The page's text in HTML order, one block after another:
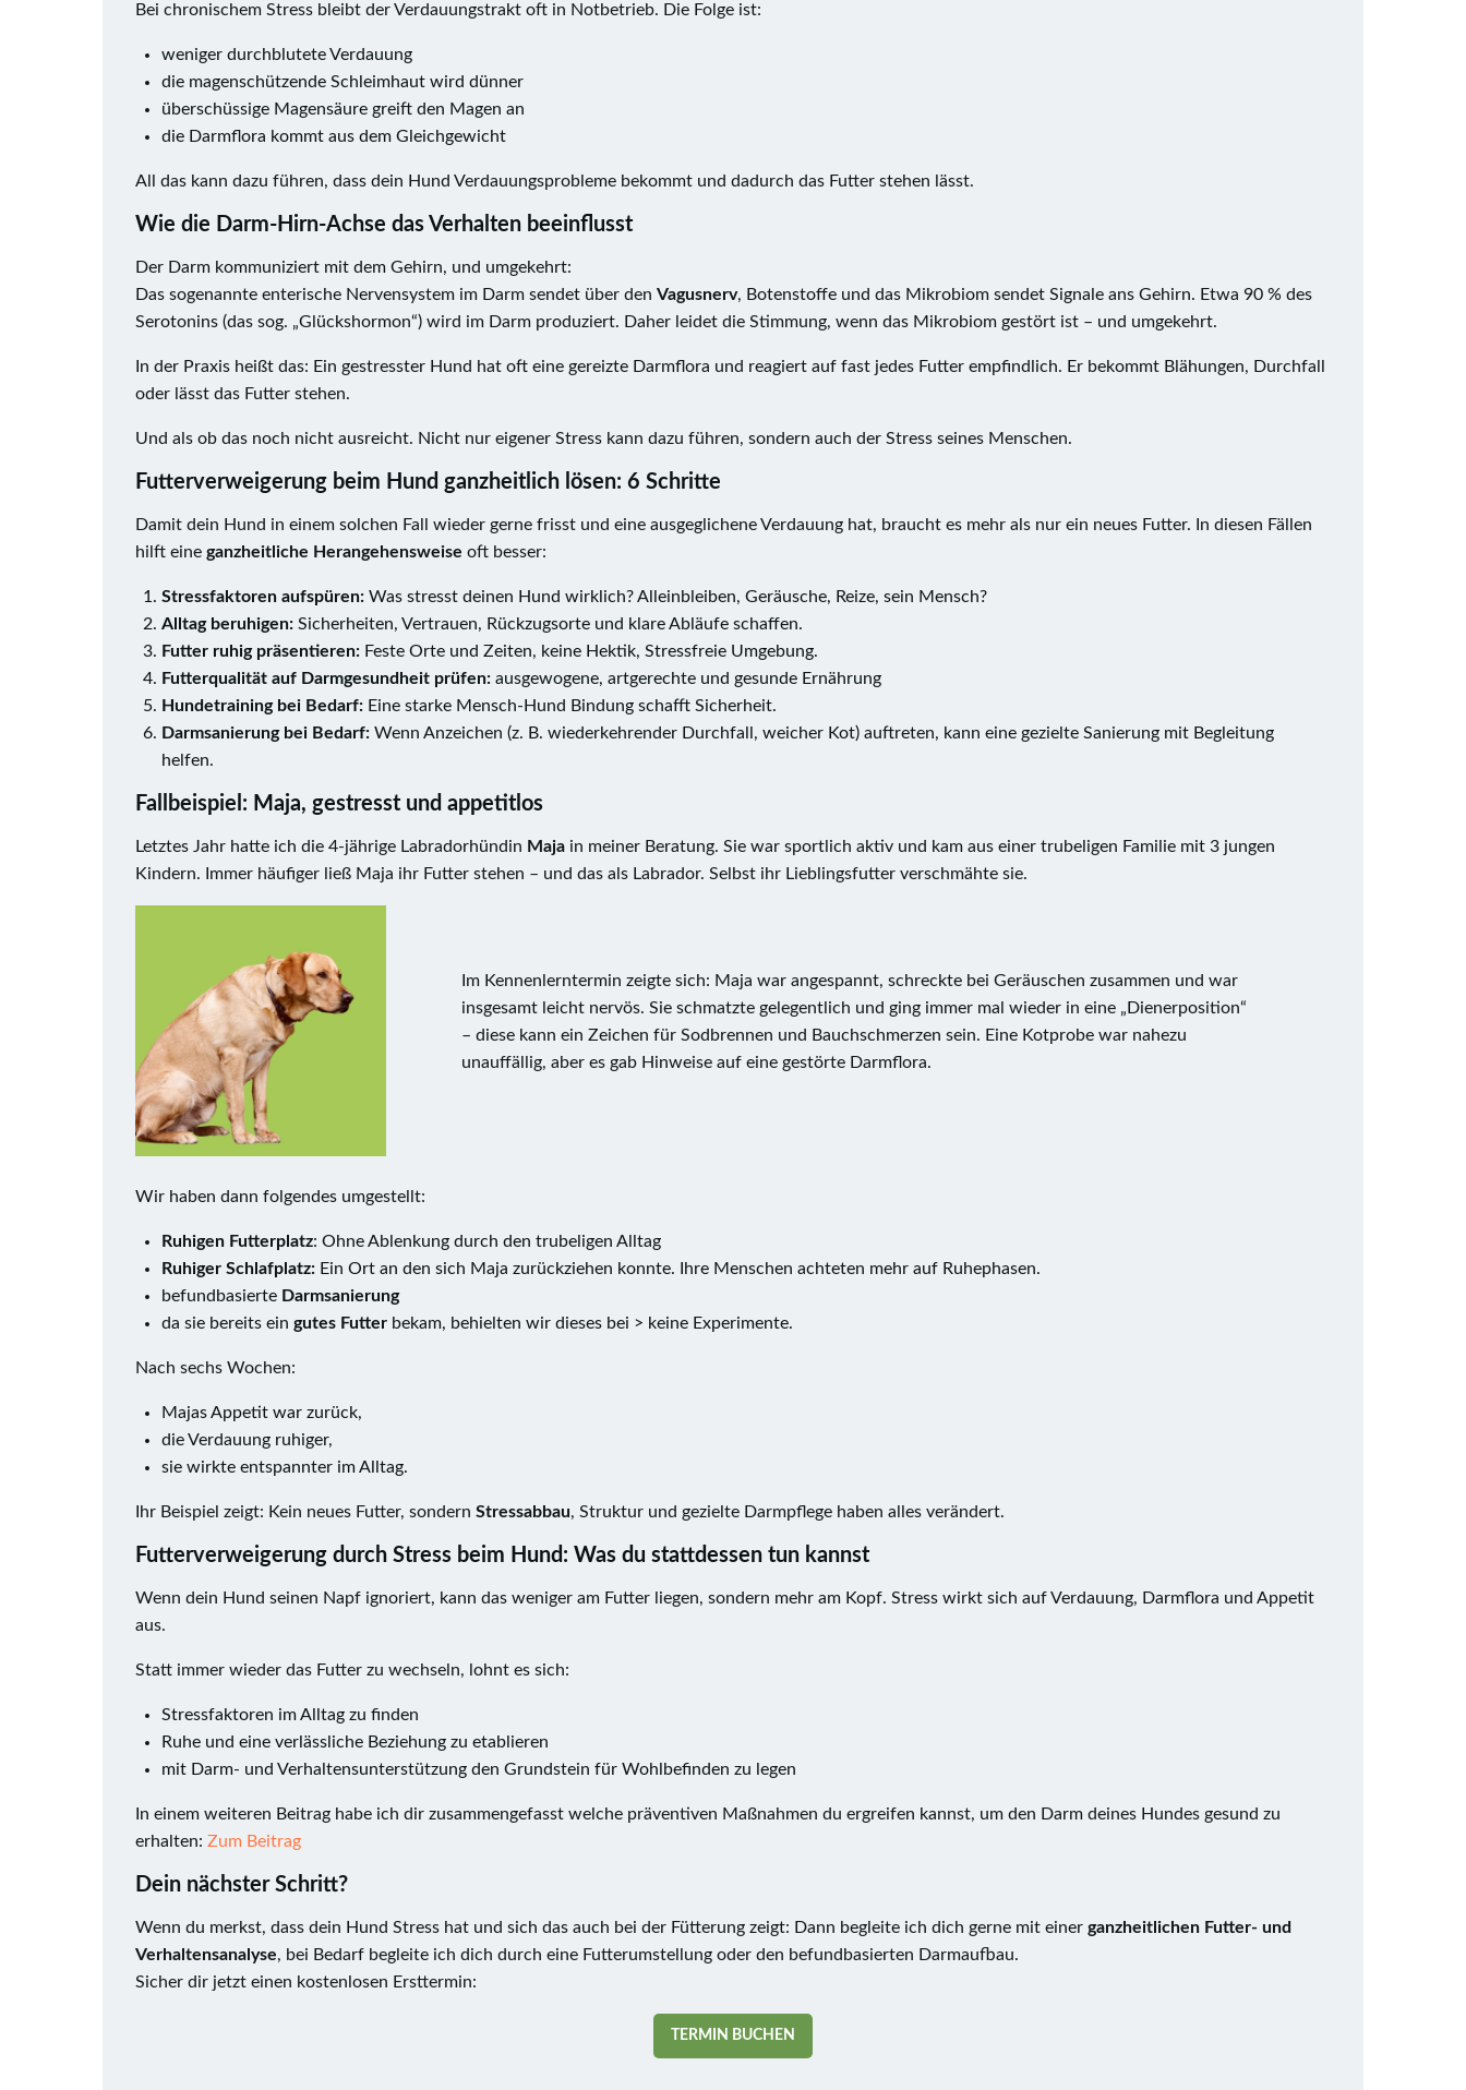
Bei chronischem Stress bleibt der Verdauungstrakt oft in Notbetrieb. Die Folge ist:
weniger durchblutete Verdauung
die magenschützende Schleimhaut wird dünner
überschüssige Magensäure greift den Magen an
die Darmflora kommt aus dem Gleichgewicht
All das kann dazu führen, dass dein Hund Verdauungsprobleme bekommt und dadurch das Futter stehen lässt.
Wie die Darm-Hirn-Achse das Verhalten beeinflusst
Der Darm kommuniziert mit dem Gehirn, und umgekehrt:
Das sogenannte enterische Nervensystem im Darm sendet über den Vagusnerv, Botenstoffe und das Mikrobiom sendet Signale ans Gehirn. Etwa 90 % des
Serotonins (das sog. „Glückshormon“) wird im Darm produziert. Daher leidet die Stimmung, wenn das Mikrobiom gestört ist – und umgekehrt.
In der Praxis heißt das: Ein gestresster Hund hat oft eine gereizte Darmflora und reagiert auf fast jedes Futter empfindlich. Er bekommt Blähungen, Durchfall
oder lässt das Futter stehen.
Und als ob das noch nicht ausreicht. Nicht nur eigener Stress kann dazu führen, sondern auch der Stress seines Menschen.
Futterverweigerung beim Hund ganzheitlich lösen: 6 Schritte
Damit dein Hund in einem solchen Fall wieder gerne frisst und eine ausgeglichene Verdauung hat, braucht es mehr als nur ein neues Futter. In diesen Fällen
hilft eine ganzheitliche Herangehensweise oft besser:
Stressfaktoren aufspüren: Was stresst deinen Hund wirklich? Alleinbleiben, Geräusche, Reize, sein Mensch?
Alltag beruhigen: Sicherheiten, Vertrauen, Rückzugsorte und klare Abläufe schaffen.
Futter ruhig präsentieren: Feste Orte und Zeiten, keine Hektik, Stressfreie Umgebung.
Futterqualität auf Darmgesundheit prüfen: ausgewogene, artgerechte und gesunde Ernährung
Hundetraining bei Bedarf: Eine starke Mensch-Hund Bindung schafft Sicherheit.
Darmsanierung bei Bedarf: Wenn Anzeichen (z. B. wiederkehrender Durchfall, weicher Kot) auftreten, kann eine gezielte Sanierung mit Begleitung
helfen.
Fallbeispiel: Maja, gestresst und appetitlos
Letztes Jahr hatte ich die 4-jährige Labradorhündin Maja in meiner Beratung. Sie war sportlich aktiv und kam aus einer trubeligen Familie mit 3 jungen
Kindern. Immer häufiger ließ Maja ihr Futter stehen – und das als Labrador. Selbst ihr Lieblingsfutter verschmähte sie.
Im Kennenlerntermin zeigte sich: Maja war angespannt, schreckte bei Geräuschen zusammen und war
insgesamt leicht nervös. Sie schmatzte gelegentlich und ging immer mal wieder in eine „Dienerposition“
– diese kann ein Zeichen für Sodbrennen und Bauchschmerzen sein. Eine Kotprobe war nahezu
unauffällig, aber es gab Hinweise auf eine gestörte Darmflora.
Wir haben dann folgendes umgestellt:
Ruhigen Futterplatz: Ohne Ablenkung durch den trubeligen Alltag
Ruhiger Schlafplatz: Ein Ort an den sich Maja zurückziehen konnte. Ihre Menschen achteten mehr auf Ruhephasen.
befundbasierte Darmsanierung
da sie bereits ein gutes Futter bekam, behielten wir dieses bei > keine Experimente.
Nach sechs Wochen:
Majas Appetit war zurück,
die Verdauung ruhiger,
sie wirkte entspannter im Alltag.
Ihr Beispiel zeigt: Kein neues Futter, sondern Stressabbau, Struktur und gezielte Darmpflege haben alles verändert.
Futterverweigerung durch Stress beim Hund: Was du stattdessen tun kannst
Wenn dein Hund seinen Napf ignoriert, kann das weniger am Futter liegen, sondern mehr am Kopf. Stress wirkt sich auf Verdauung, Darmflora und Appetit
aus.
Statt immer wieder das Futter zu wechseln, lohnt es sich:
Stressfaktoren im Alltag zu finden
Ruhe und eine verlässliche Beziehung zu etablieren
mit Darm- und Verhaltensunterstützung den Grundstein für Wohlbefinden zu legen
In einem weiteren Beitrag habe ich dir zusammengefasst welche präventiven Maßnahmen du ergreifen kannst, um den Darm deines Hundes gesund zu
erhalten: Zum Beitrag
Dein nächster Schritt?
Wenn du merkst, dass dein Hund Stress hat und sich das auch bei der Fütterung zeigt: Dann begleite ich dich gerne mit einer ganzheitlichen Futter- und
Verhaltensanalyse, bei Bedarf begleite ich dich durch eine Futterumstellung oder den befundbasierten Darmaufbau.
Sicher dir jetzt einen kostenlosen Ersttermin:
TERMIN BUCHEN